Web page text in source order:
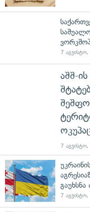
7
აშშ-
7
7